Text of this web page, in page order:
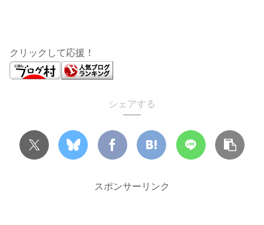
クリックして応援！
シェアする
スポンサーリンク